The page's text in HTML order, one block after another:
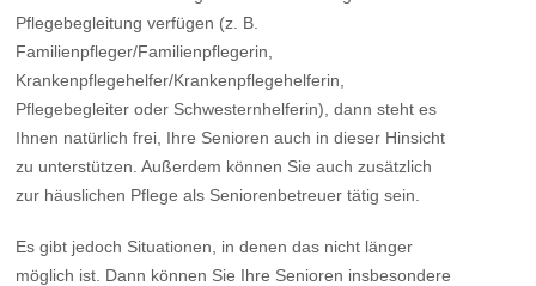
Pflegebegleitung verfügen (z. B.
Familienpfleger/Familienpflegerin,
Krankenpflegehelfer/Krankenpflegehelferin,
Pflegebegleiter oder Schwesternhelferin), dann steht es
Ihnen natürlich frei, Ihre Senioren auch in dieser Hinsicht
zu unterstützen. Außerdem können Sie auch zusätzlich
zur häuslichen Pflege als Seniorenbetreuer tätig sein.
Es gibt jedoch Situationen, in denen das nicht länger
möglich ist. Dann können Sie Ihre Senioren insbesondere